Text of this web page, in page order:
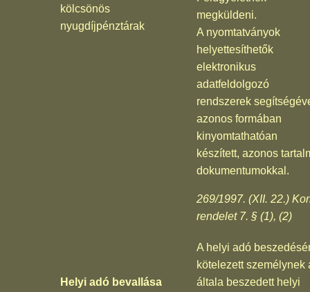
kölcsönös
nyugdíjpénztárak
megküldeni.
A nyomtatványok
helyettesíthetők
elektronikus
adatfeldolgozó
rendszerek
azonos formában
kinyomtathatóan
készített, azonos
dokumentumokkal.
269/1997. (XII. 22.)
rendelet 7. § (1), (2)
Helyi adó bevallása
A helyi adó
kötelezett személynek
általa beszedett helyi